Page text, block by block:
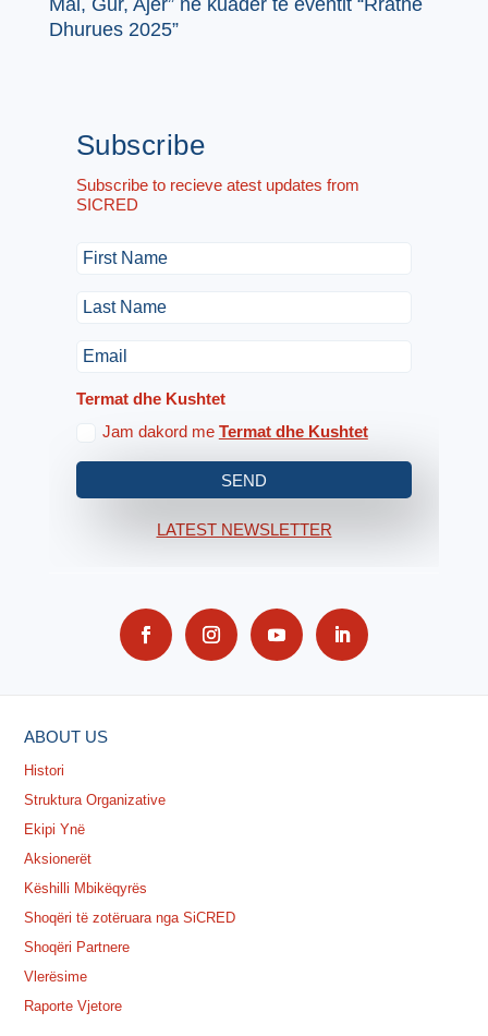
Mal, Gur, Ajër” në kuadër të eventit “Rrathë
Dhurues 2025”
Subscribe
Subscribe to recieve atest updates from
SICRED
Termat dhe Kushtet
Jam dakord me Termat dhe Kushtet
SEND
LATEST NEWSLETTER
ABOUT US
Histori
Struktura Organizative
Ekipi Ynë
Aksionerët
Këshilli Mbikëqyrës
Shoqëri të zotëruara nga SiCRED
Shoqëri Partnere
Vlerësime
Raporte Vjetore